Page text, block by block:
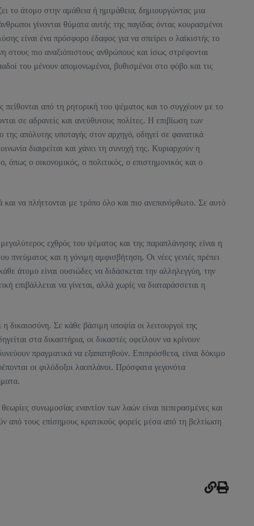
το άτομο στην αμάθεια ή ημιμάθεια, δημιουργώντας μια
γίνονται θύματα αυτής της παγίδας όντας κουρασμένοι
είναι ένα πρόσφορο έδαφος για να σπείρει ο λαϊκιστής το
πιο αναξιόπιστους ανθρώπους και ίσως στρέφονται
του μένουν απομονωμένοι, βυθισμένοι στο φόβο και τις
πείθονται από τη ρητορική του ψέματος και το συγχέουν με το
σε αδρανείς και ανεύθυνους πολίτες. Η επιβίωση των
απόλυτης υποταγής στον αρχηγό, οδηγεί σε φανατικά
διαιρείται και χάνει τη συνοχή της. Κυριαρχούν η
ο οικονομικός, ο πολιτικός, ο επιστημονικός και ο
να πλήττονται με τρόπο όλο και πιο ανεπανόρθωτο. Σε αυτό
εχθρός του ψέματος και της παραπλάνησης είναι η
πνεύματος και η γόνιμη αμφισβήτηση. Οι νέες γενιές πρέπει
άτομο είναι ουσιώδες να διδάσκεται την αλληλεγγύη, την
επιβάλλεται να γίνεται, αλλά χωρίς να διαταράσσεται η
δικαιοσύνη. Σε κάθε βάσιμη υποψία οι λειτουργοί της
στα δικαστήρια, οι δικαστές οφείλουν να κρίνουν
πραγματικά να εξαπατηθούν. Επιπρόσθετα, είναι δόκιμο
οι φιλόδοξοι λαοπλάνοι. Πρόσφατα γεγονότα
συνωμοσίας εναντίον των λαών είναι πεπερασμένες και
από τους επίσημους κρατικούς φορείς μέσα από τη βελτίωση